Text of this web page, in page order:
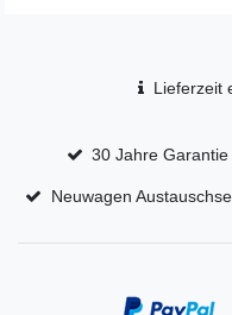
Lieferzeit
30 Jahre
Neuwagen